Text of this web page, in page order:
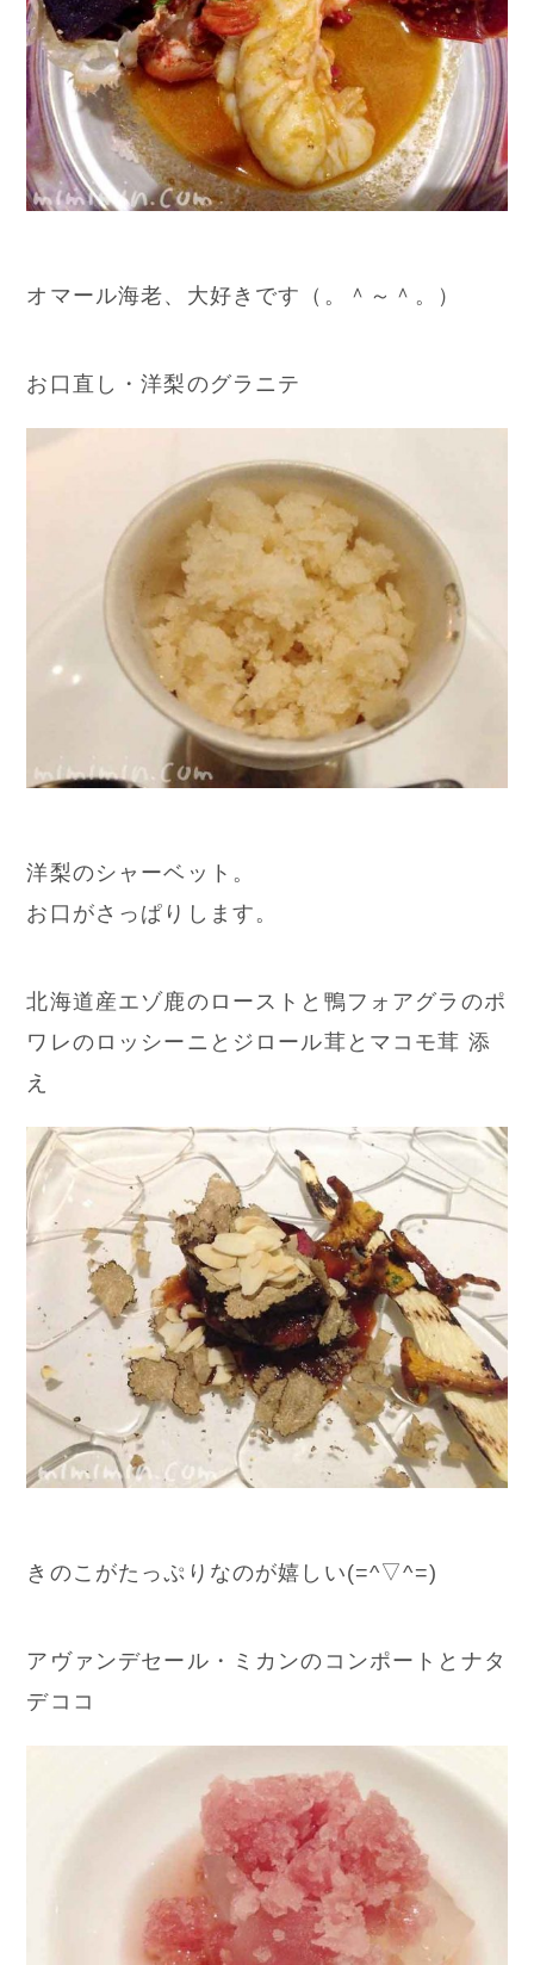
オマール海老、大好きです（。＾～＾。）
お口直し・洋梨のグラニテ
洋梨のシャーベット。
お口がさっぱりします。
北海道産エゾ鹿のローストと鴨フォアグラのポ
ワレのロッシーニとジロール茸とマコモ茸 添
え
きのこがたっぷりなのが嬉しい(=^▽^=)
アヴァンデセール・ミカンのコンポートとナタ
デココ